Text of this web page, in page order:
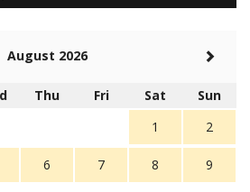
August 2026
Thu Fri Sat
Sun
1
2
6 7 8 9